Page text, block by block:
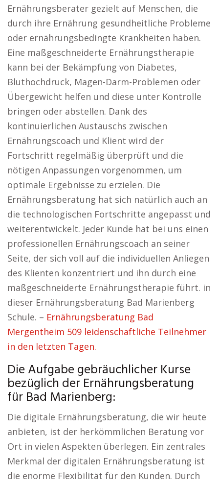
Ernährungsberater gezielt auf Menschen, die
durch ihre Ernährung gesundheitliche Probleme
oder ernährungsbedingte Krankheiten haben.
Eine maßgeschneiderte Ernährungstherapie
kann bei der Bekämpfung von Diabetes,
Bluthochdruck, Magen-Darm-Problemen oder
Übergewicht helfen und diese unter Kontrolle
bringen oder abstellen. Dank des
kontinuierlichen Austauschs zwischen
Ernährungscoach und Klient wird der
Fortschritt regelmäßig überprüft und die
nötigen Anpassungen vorgenommen, um
optimale Ergebnisse zu erzielen. Die
Ernährungsberatung hat sich natürlich auch an
die technologischen Fortschritte angepasst und
weiterentwickelt. Jeder Kunde hat bei uns einen
professionellen Ernährungscoach an seiner
Seite, der sich voll auf die individuellen Anliegen
des Klienten konzentriert und ihn durch eine
maßgeschneiderte Ernährungstherapie führt. in
dieser Ernährungsberatung Bad Marienberg
Schule. – Ernährungsberatung Bad
Mergentheim 509 leidenschaftliche Teilnehmer
in den letzten Tagen.
Die Aufgabe gebräuchlicher Kurse
bezüglich der Ernährungsberatung
für Bad Marienberg:
Die digitale Ernährungsberatung, die wir heute
anbieten, ist der herkömmlichen Beratung vor
Ort in vielen Aspekten überlegen. Ein zentrales
Merkmal der digitalen Ernährungsberatung ist
die enorme Flexibilität für den Kunden. Durch